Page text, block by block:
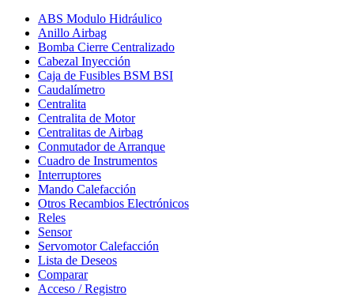
ABS Modulo Hidráulico
Anillo Airbag
Bomba Cierre Centralizado
Cabezal Inyección
Caja de Fusibles BSM BSI
Caudalímetro
Centralita
Centralita de Motor
Centralitas de Airbag
Conmutador de Arranque
Cuadro de Instrumentos
Interruptores
Mando Calefacción
Otros Recambios Electrónicos
Reles
Sensor
Servomotor Calefacción
Lista de Deseos
Comparar
Acceso / Registro